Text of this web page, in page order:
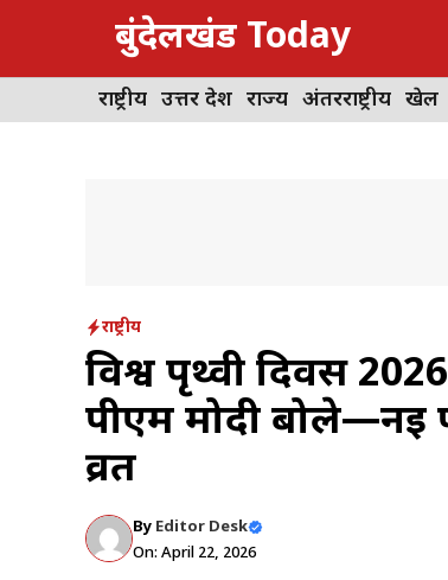
content
बुंदेलखंड Today
राष्ट्रीय उत्तर प्रदेश राज्य अंतरराष्ट्रीय खेल
राष्ट्रीय
विश्व पृथ्वी दिवस
पीएम मोदी बोले—नई
व्रत
By Editor Desk
On: April 22, 2026